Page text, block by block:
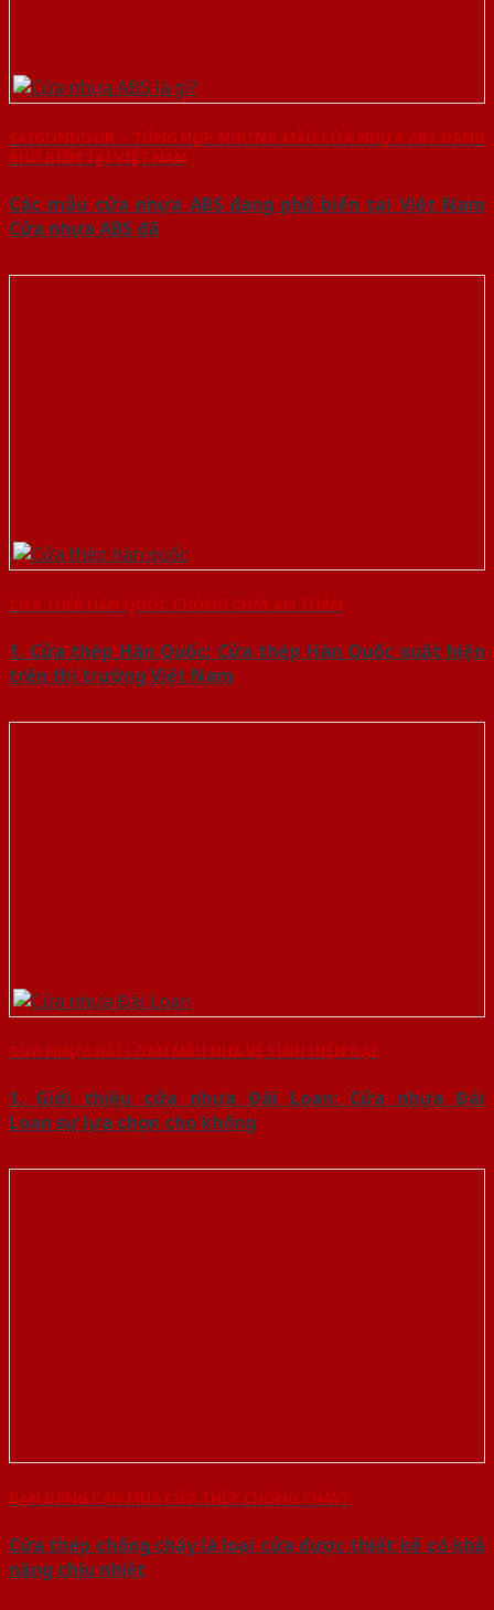
SAIGONDOOR – TỔNG HỢP NHỮNG MẪU CỬA NHỰA ABS ĐANG
PHỔ BIẾN TẠI VIỆT NAM
Các mẫu cửa nhựa ABS đang phổ biến tại Việt Nam
Cửa nhựa ABS đã
CỬA THÉP HÀN QUỐC CHỐNG CHÁY AN TOÀN
1. Cửa thép Hàn Quốc: Cửa thép Hàn Quốc xuất hiện
trên thị trường Việt Nam
CỬA NHỰA ĐÀI LOAN MẪU NHÀ VỆ SINH HIỆN ĐẠI
1. Giới thiệu cửa nhựa Đài Loan: Cửa nhựa Đài
Loan sự lựa chọn cho không
BẠN ĐANG CẦN MUA CỬA THÉP CHỐNG CHÁY?
Cửa thép chống cháy là loại cửa được thiết kế có khả
năng chịu nhiệt